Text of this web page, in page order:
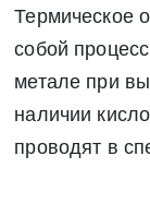
Термическое
собой
метале при
наличии
проводят в